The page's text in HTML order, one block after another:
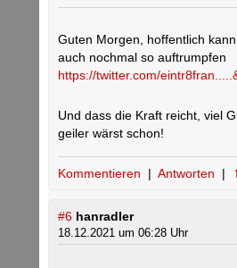
Guten Morgen, hoffentlich
auch nochmal so auftrumpfen
https://twitter.com/
Und dass die Kraft reicht, viel
geiler wärst schon!
Kommentieren | Antworten |
#6 hanradler
18.12.2021 um 06:28 Uhr